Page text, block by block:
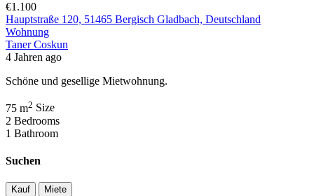
€1.100
Hauptstraße 120, 51465 Bergisch Gladbach, Deutschland
Wohnung
Taner Coskun
4 Jahren ago
Schöne und gesellige Mietwohnung.
75 m2 Size
2 Bedrooms
1 Bathroom
Suchen
Kauf Miete